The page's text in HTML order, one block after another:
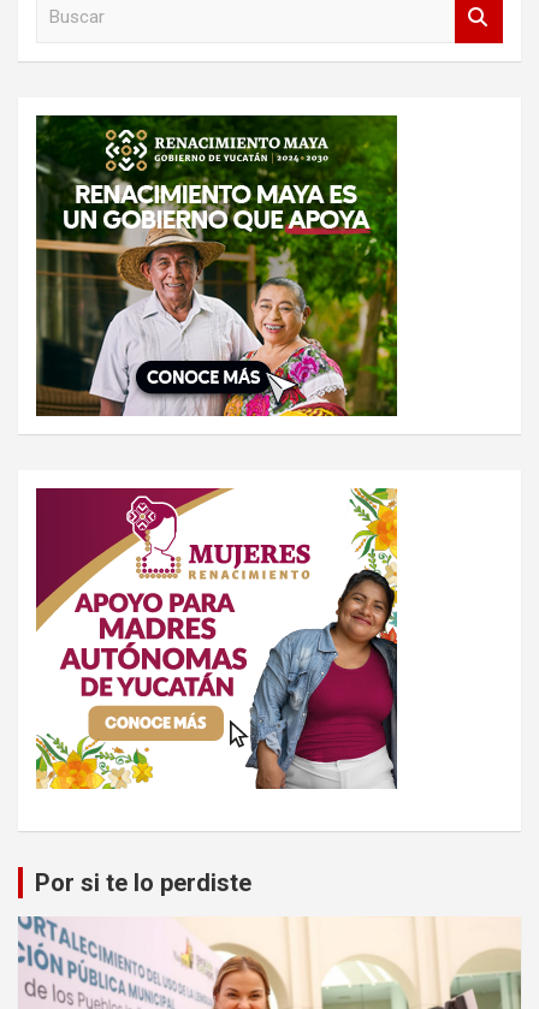
r
Por si te lo perdiste